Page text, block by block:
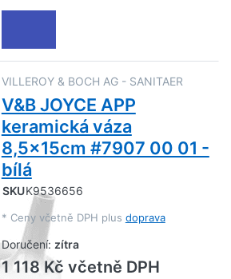
VILLEROY & BOCH AG - SANITAER
V&B JOYCE APP
keramická váza
8,5x15cm #7907 00 01 -
bílá
SKUK9536656
* Ceny včetně DPH plus doprava
Doručení: zítra
1 118 Kč včetně DPH